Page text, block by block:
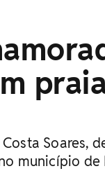
Soares,
município de